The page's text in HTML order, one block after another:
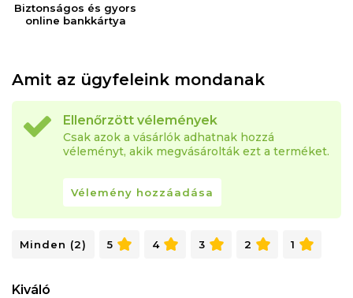
Biztonságos és gyors
online bankkártya
Amit az ügyfeleink mondanak
Ellenőrzött vélemények
Csak azok a vásárlók adhatnak hozzá
véleményt, akik megvásárolták ezt a terméket.
Vélemény hozzáadása
Minden (2) 5 4 3 2 1
Kiváló